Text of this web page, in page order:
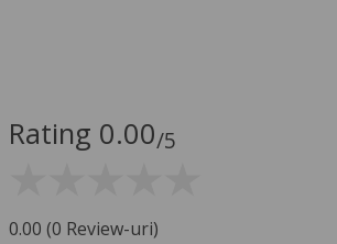
Rating 0.00/5
0.00 (0 Review-uri)